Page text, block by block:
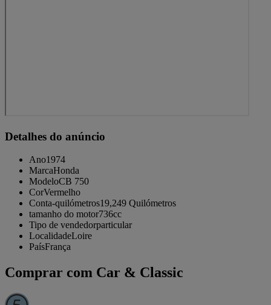
Detalhes do anúncio
Ano1974
MarcaHonda
ModeloCB 750
CorVermelho
Conta-quilómetros19,249 Quilómetros
tamanho do motor736cc
Tipo de vendedorparticular
LocalidadeLoire
PaísFrança
Comprar com Car & Classic